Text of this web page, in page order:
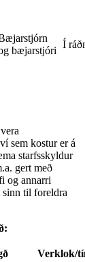
bæjarstjóri
Í
sem kostur er á
starfsskyldur
gert með
og annarri
til foreldra
Verklok/